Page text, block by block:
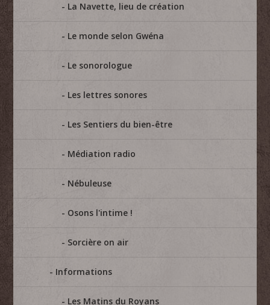
La Navette, lieu de création
Le monde selon Gwéna
Le sonorologue
Les lettres sonores
Les Sentiers du bien-être
Médiation radio
Nébuleuse
Osons l'intime !
Sorcière on air
Informations
Les Matins du Royans